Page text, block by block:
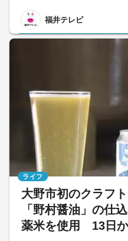
福井テレビ
大野市初のクラフ
「野村醤油」の仕
薬米を使用 13日
ライフ